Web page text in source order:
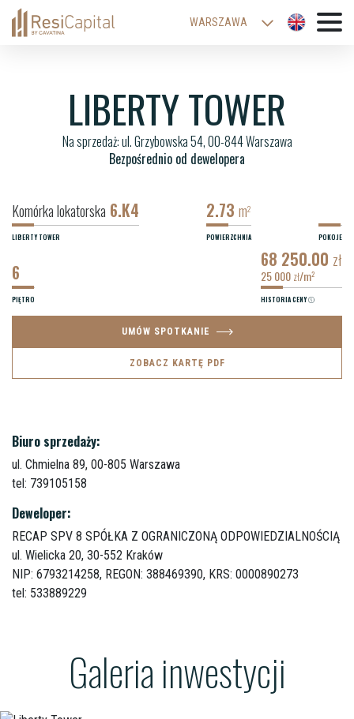
WARSZAWA
KRAKÓW
BIELSKO-BIAŁA
LIBERTY TOWER
Na sprzedaż: ul. Grzybowska 54, 00-844 Warszawa
Bezpośrednio od dewelopera
LIBERTY TOWER
Komórka lokatorska 6.K4
POWIERZCHNIA
2.73 m2
POKOJE
PIĘTRO
6
HISTORIA CENY
68 250.00 zł
25 000 zł/m2
UMÓW SPOTKANIE
ZOBACZ KARTĘ PDF
Biuro sprzedaży:
ul. Chmielna 89, 00-805 Warszawa
tel: 739105158
Deweloper:
RECAP SPV 8 SPÓŁKA Z OGRANICZONĄ ODPOWIEDZIALNOŚCIĄ
ul. Wielicka 20, 30-552 Kraków
NIP: 6793214258, REGON: 388469390, KRS: 0000890273
tel: 533889229
Galeria inwestycji